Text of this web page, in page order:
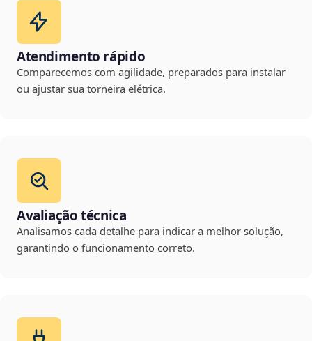
Atendimento rápido
Comparecemos com agilidade, preparados para instalar
ou ajustar sua torneira elétrica.
Avaliação técnica
Analisamos cada detalhe para indicar a melhor solução,
garantindo o funcionamento correto.